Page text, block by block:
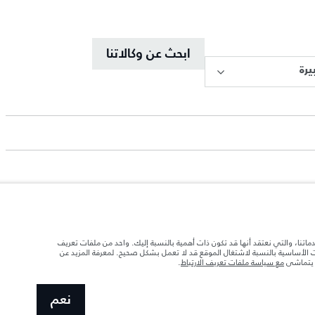
ابحث عن وكالاتنا
المستخدَمة ضمن موقع الويب حاليًا المواصفات الحالية بالكامل بالنسبة إلى الميزات
والتي نعتقد أنها قد تكون ذات أهمية بالنسبة إليك. واحد من ملفات تعريف
الأساسية بالنسبة لاشتغال الموقع قد لا تعمل بشكل صحيح. لمعرفة المزيد عن
يتماشىمع سياسة ملفات تعريف الارتباط.
نعم